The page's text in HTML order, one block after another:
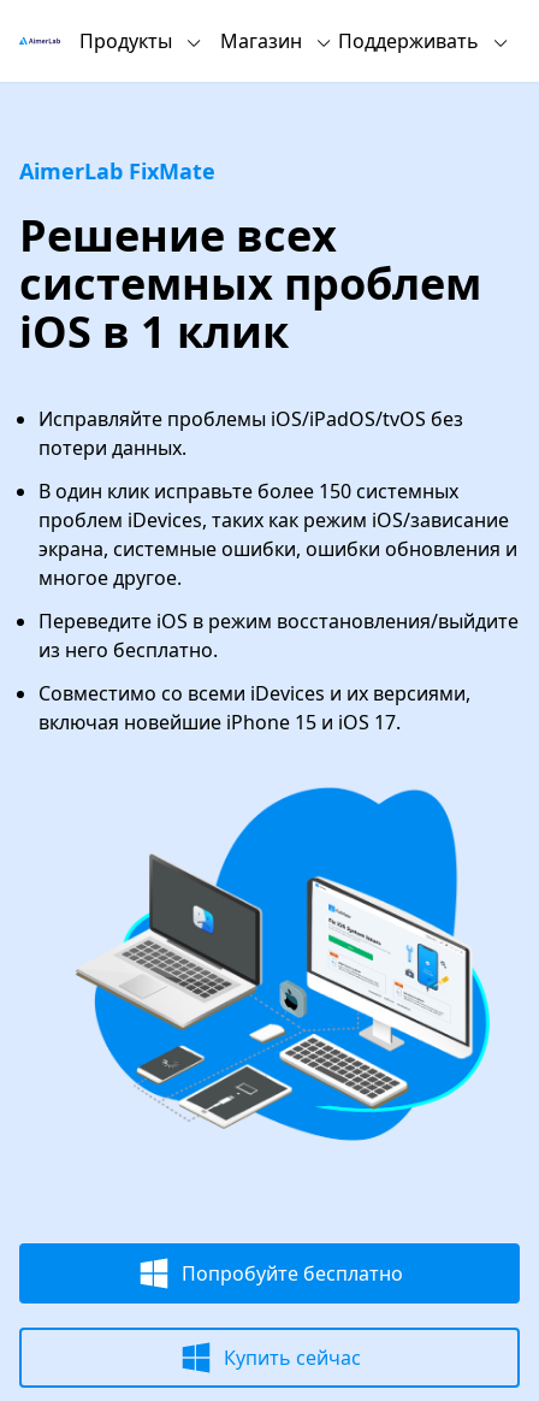
Продукты Магазин Поддерживать
AimerLab FixMate
Решение всех
системных проблем
iOS в 1 клик
Исправляйте проблемы iOS/iPadOS/tvOS без
потери данных.
В один клик исправьте более 150 системных
проблем iDevices, таких как режим iOS/зависание
экрана, системные ошибки, ошибки обновления и
многое другое.
Переведите iOS в режим восстановления/выйдите
из него бесплатно.
Совместимо со всеми iDevices и их версиями,
включая новейшие iPhone 15 и iOS 17.
Попробуйте бесплатно
Купить сейчас